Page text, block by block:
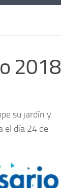
2018
su jardín y
el día 24 de